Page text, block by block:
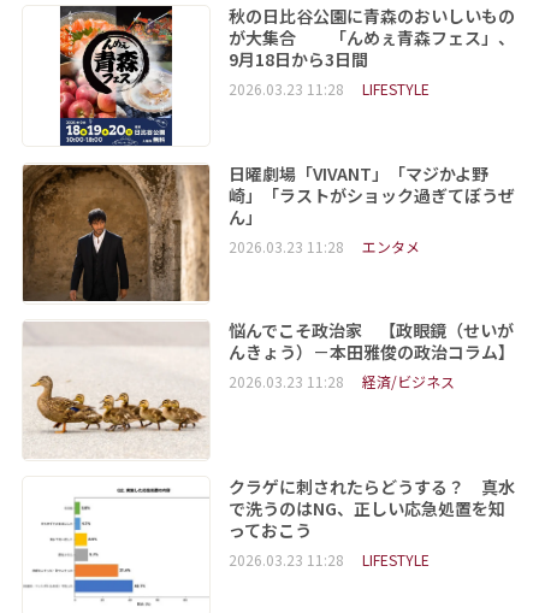
秋の日比谷公園に青森のおいしいもの
が大集合 「んめぇ青森フェス」、
9月18日から3日間
2026.03.23 11:28 LIFESTYLE
日曜劇場「VIVANT」「マジかよ野
崎」「ラストがショック過ぎてぼうぜ
ん」
2026.03.23 11:28 エンタメ
悩んでこそ政治家 【政眼鏡（せいが
んきょう）－本田雅俊の政治コラム】
2026.03.23 11:28 経済/ビジネス
クラゲに刺されたらどうする？ 真水
で洗うのはNG、正しい応急処置を知
っておこう
2026.03.23 11:28 LIFESTYLE